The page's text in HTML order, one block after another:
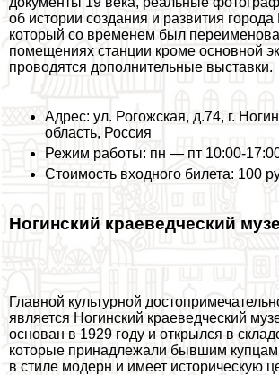
об истории создания и развития города
который со временем был
помещениях станции кроме основной
проводятся дополнительные выставки.
Адрес: ул. Рогожская, д.74, г.
область, Россия
Режим работы: пн — пт 10:00-
Стоимость входного билета: 100
Ногинский краеведческий
Главной культурной
является Ногинский краеведческий
основан в 1929 году и открылся в
которые принадлежали бывшим
в стиле модерн и имеет историческую